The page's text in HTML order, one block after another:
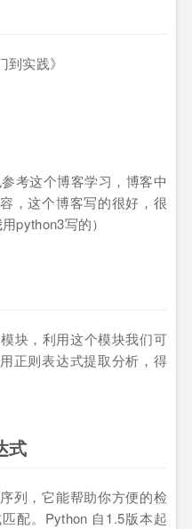
实践》
参考这个博客学习，博客中
，这个博客写的很好，很
python3写的）
块，利用这个模块我们可
正则表达式提取分析，得
式
列，它能帮助你方便的检
配。Python 自1.5版本起